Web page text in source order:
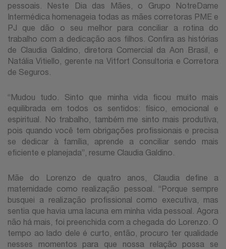
pessoais. Neste Dia das Mães, o Grupo NotreDame
Intermédica homenageia todas as mães corretoras PME e
PJ que dão o seu melhor para conciliar a rotina do
trabalho com a dedicação aos filhos. Confira as histórias
de Claudia Galdino, diretora Comercial da Aon Brasil, e
Natália Vitiello, gerente na Vitfort Consultoria e Corretora
de Seguros.
“Mudou tudo. Sinto que minha vida ficou muito mais
equilibrada em todos os sentidos: físico, emocional e
espiritual. No trabalho, também me sinto mais produtiva,
pois quando você tem obrigações profissionais e precisa
se dedicar à família, aprende a conciliar sendo mais
eficiente e planejada”, resume Claudia Galdino.
Mãe do Lorenzo de quatro anos, Claudia define a
maternidade como realização pessoal. “Porque sempre
busquei a realização profissional como executiva, mas
sentia que havia uma lacuna em minha vida pessoal. Agora
não há mais, foi preenchida com a chegada do Lorenzo. O
tempo ao lado dele é curto, então, procuro ter qualidade
nesses momentos para que nossa relação possa se